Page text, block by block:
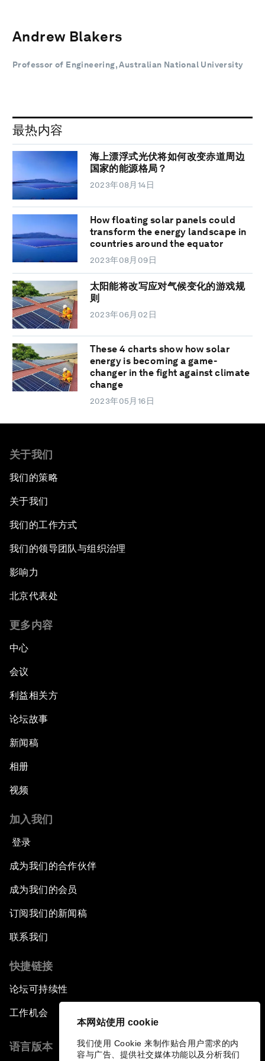
本网站使用 cookie
我们使用 Cookie 来制作贴合用户需求的内
容与广告、提供社交媒体功能以及分析我们
Andrew Blakers
Professor of Engineering, Australian National University
最热内容
海上漂浮式光伏将如何改变赤道周边
国家的能源格局？
2023年08月14日
How floating solar panels could
transform the energy landscape in
countries around the equator
2023年08月09日
太阳能将改写应对气候变化的游戏规
则
2023年06月02日
These 4 charts show how solar
energy is becoming a game-
changer in the fight against climate
change
2023年05月16日
关于我们
我们的策略
关于我们
我们的工作方式
我们的领导团队与组织治理
影响力
北京代表处
更多内容
中心
会议
利益相关方
论坛故事
新闻稿
相册
视频
加入我们
登录
成为我们的合作伙伴
成为我们的会员
订阅我们的新闻稿
联系我们
快捷链接
论坛可持续性
工作机会
语言版本